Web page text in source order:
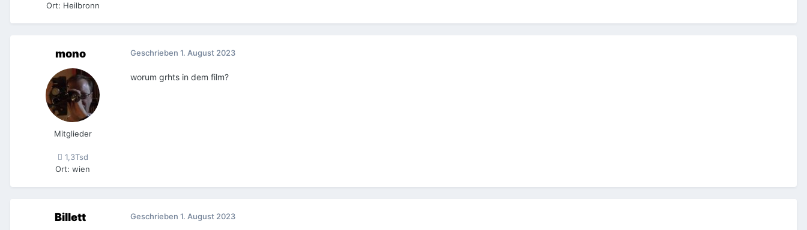
Ort: Heilbronn
mono
Mitglieder
1,3Tsd
Ort: wien
Geschrieben 1. August 2023
worum grhts in dem film?
Billett Geschrieben 1. August 2023